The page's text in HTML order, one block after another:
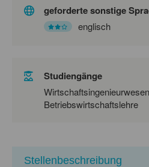
geforderte sonstige
englisch
Studiengänge
Betriebswirtschaftslehre
Stellenbeschreibung